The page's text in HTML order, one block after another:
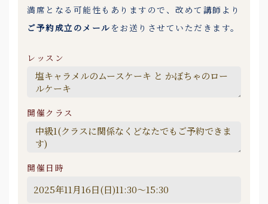
満席となる可能性もありますので、改めて講師より
ご予約成立のメール をお送りさせていただきます。
レッスン
開催クラス
開催日時